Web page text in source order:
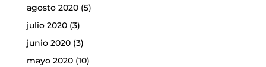
agosto 2020(5)
julio 2020(3)
junio 2020(3)
mayo 2020(10)